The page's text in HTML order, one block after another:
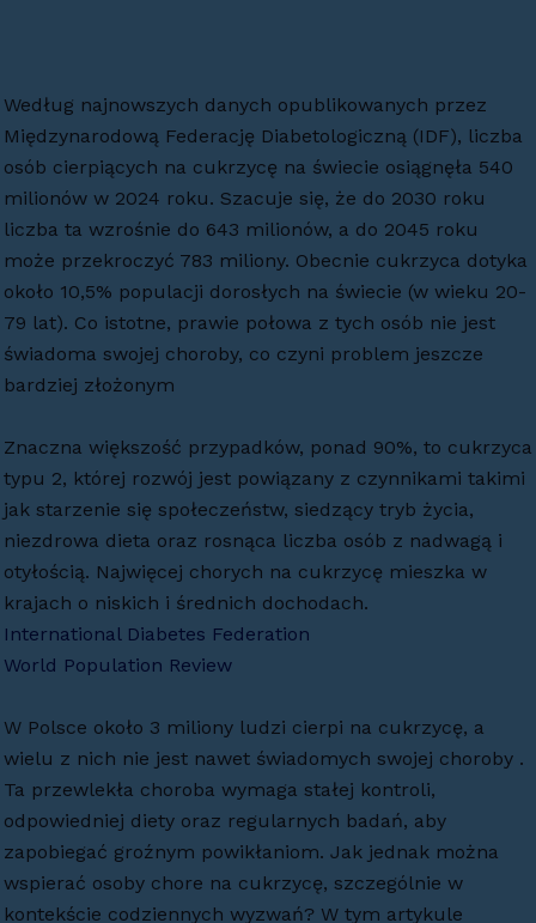
Według najnowszych danych opublikowanych przez
Międzynarodową Federację Diabetologiczną (IDF), liczba
osób cierpiących na cukrzycę na świecie osiągnęła 540
milionów w 2024 roku. Szacuje się, że do 2030 roku
liczba ta wzrośnie do 643 milionów, a do 2045 roku
może przekroczyć 783 miliony. Obecnie cukrzyca dotyka
około 10,5% populacji dorosłych na świecie (w wieku 20-
79 lat). Co istotne, prawie połowa z tych osób nie jest
świadoma swojej choroby, co czyni problem jeszcze
bardziej złożonym​
Znaczna większość przypadków, ponad 90%, to cukrzyca
typu 2, której rozwój jest powiązany z czynnikami takimi
jak starzenie się społeczeństw, siedzący tryb życia,
niezdrowa dieta oraz rosnąca liczba osób z nadwagą i
otyłością. Najwięcej chorych na cukrzycę mieszka w
krajach o niskich i średnich dochodach​.
International Diabetes Federation
World Population Review
W Polsce około 3 miliony ludzi cierpi na cukrzycę, a
wielu z nich nie jest nawet świadomych swojej choroby .
Ta przewlekła choroba wymaga stałej kontroli,
odpowiedniej diety oraz regularnych badań, aby
zapobiegać groźnym powikłaniom. Jak jednak można
wspierać osoby chore na cukrzycę, szczególnie w
kontekście codziennych wyzwań? W tym artykule